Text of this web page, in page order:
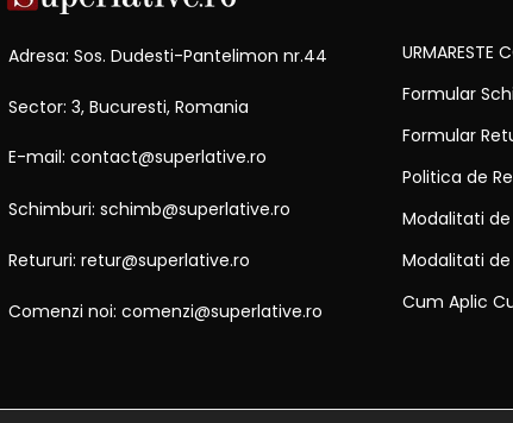
Adresa: Sos. Dudesti-Pantelimon nr.44
Sector: 3, Bucuresti, Romania
E-mail: contact@superlative.ro
Schimburi: schimb@superlative.ro
Retururi: retur@superlative.ro
Comenzi noi: comenzi@superlative.ro
URMARESTE
Formular
Formular
Politica de
Modalitati
Modalitati de
Cum Aplic